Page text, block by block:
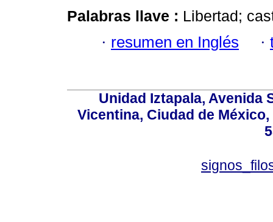
Palabras llave : Libertad;
· resumen en Inglés ·
Unidad Iztapala, Avenida
Vicentina, Ciudad de